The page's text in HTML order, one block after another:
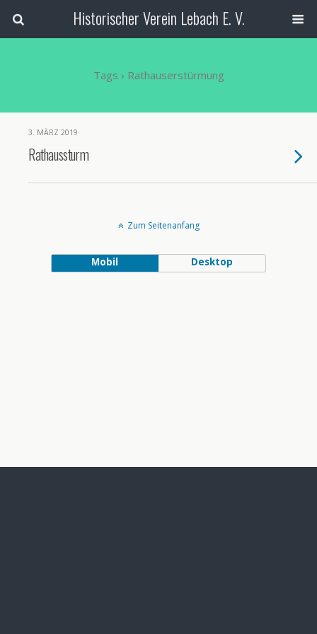
Historischer Verein Lebach E. V.
Tags › Rathauserstürmung
3. MÄRZ 2019
Rathaussturm
Zum Seitenanfang
Mobil Desktop